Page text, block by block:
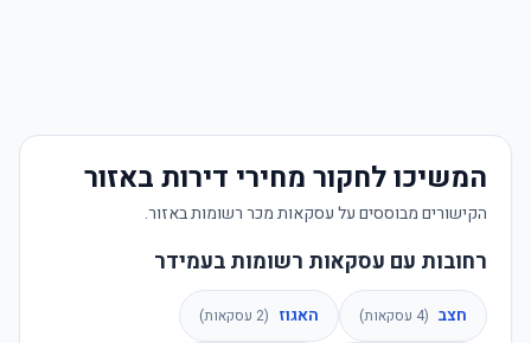
המשיכו לחקור מחירי דירות באזור
הקישורים מבוססים על עסקאות מכר רשומות באזור.
רחובות עם עסקאות רשומות בעמידר
חצב (
4 עסקאות) האגוז (
2 עסקאות)